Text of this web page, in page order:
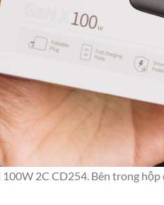
2C CD254. Bên trong